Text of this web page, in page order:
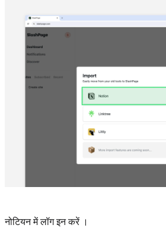
नोटियन में लॉग इन करें ।